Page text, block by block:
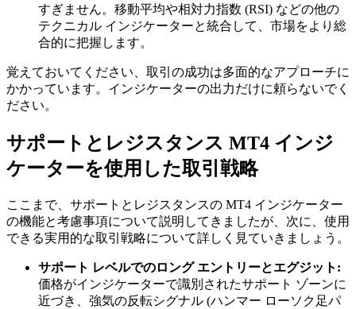
すぎません。移動平均や相対力指数 (RSI) などの他の
テクニカル インジケーターと統合して、市場をより総
合的に把握します。
覚えておいてください、取引の成功は多面的なアプローチに
かかっています。インジケーターの出力だけに頼らないでく
ださい。
サポートとレジスタンス MT4 インジ
ケーターを使用した取引戦略
ここまで、サポートとレジスタンスの MT4 インジケーター
の機能と考慮事項について説明してきましたが、次に、使用
できる実用的な取引戦略について詳しく見ていきましょう。
サポート レベルでのロング エントリーとエグジット:
価格がインジケーターで識別されたサポート ゾーンに
近づき、強気の反転シグナル (ハンマー ローソク足パ